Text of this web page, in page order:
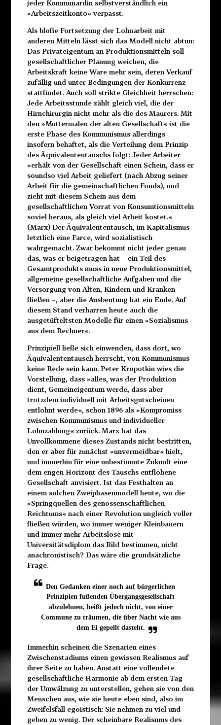
jeder Kommunardin selbstverständlich ein
»Arbeitszeitkonto« verpasst.
Als bloße Fortsetzung der Lohnarbeit mit
anderen Mitteln lässt sich das Modell nicht abtun:
Das Privateigentum an Produktionsmitteln soll
gesellschaftlicher Planung weichen, die
Arbeitskraft keine Ware mehr sein, deren Verkauf
zufällig und unter Bedingungen der Konkurrenz
stattfindet. Auch soll strikte Gleichheit herrschen:
Jede Arbeitsstunde zählt gleich viel, die der
Hirnchirurgin nicht mehr als die des Maurers. Mit
den »Muttermalen der alten Gesellschaft« ist die
erste Phase des Kommunismus allerdings
insofern behaftet, als die Verteilung dem Prinzip
des Äquivalententauschs folgt: Jeder Arbeiter
»erhält von der Gesellschaft einen Schein, dass er
soundso viel Arbeit geliefert (nach Abzug seiner
Arbeit für die gemeinschaftlichen Fonds), und
zieht mit diesem Schein aus dem
gesellschaftlichen Vorrat von Konsumtionsmitteln
soviel heraus, als gleich viel Arbeit kostet.«
(Marx) Der Äquivalententausch, im Kapitalismus
letztlich eine Farce, wird sozialistisch
wahrgemacht. Zwar bekommt nicht jeder genau
das, was er beigetragen hat – ein Teil des
Gesamtprodukts muss in neue Produktionsmittel,
allgemeine gesellschaftliche Aufgaben und die
Versorgung von Alten, Kindern und Kranken
fließen –, aber die Ausbeutung hat ein Ende. Auf
diesem Stand verharren heute auch die
ausgetüfteltsten Modelle für einen »Sozialismus
aus dem Rechner«.
Prinzipiell ließe sich einwenden, dass dort, wo
Äquivalententausch herrscht, von Kommunismus
keine Rede sein kann. Peter Kropotkin wies die
Vorstellung, dass »alles, was der Produktion
dient, Gemeineigentum werde, dass aber
trotzdem individuell mit Arbeitsgutscheinen
entlohnt werde«, schon 1896 als »Kompromiss
zwischen Kommunismus und individueller
Lohnzahlung« zurück. Marx hat das
Unvollkommene dieses Zustands nicht bestritten,
den er aber für zunächst »unvermeidbar« hielt,
und immerhin für eine unbestimmte Zukunft eine
dem engen Horizont des Tauschs entflohene
Gesellschaft anvisiert. Ist das Festhalten an
einem solchen Zweiphasenmodell heute, wo die
»Springquellen des genossenschaftlichen
Reichtums« nach einer Revolution ungleich voller
fließen würden, wo immer weniger Kleinbauern
und immer mehr Arbeitslose mit
Universitätsdiplom das Bild bestimmen, nicht
anachronistisch? Das wäre die grundsätzliche
Frage.
Den Gedanken einer noch auf bürgerlichen
Prinzipien fußenden Übergangsgesellschaft
abzulehnen, heißt jedoch nicht, von einer
Commune zu träumen, die über Nacht wie aus
dem Ei gepellt dasteht.
Immerhin scheinen die Szenarien eines
Zwischenstadiums einen gewissen Realismus auf
ihrer Seite zu haben. Anstatt eine vollendete
gesellschaftliche Harmonie ab dem ersten Tag
der Umwälzung zu unterstellen, gehen sie von den
Menschen aus, wie sie heute eben sind, also im
Zweifelsfall egoistisch: Sie nehmen zu viel und
geben zu wenig. Der scheinbare Realismus des